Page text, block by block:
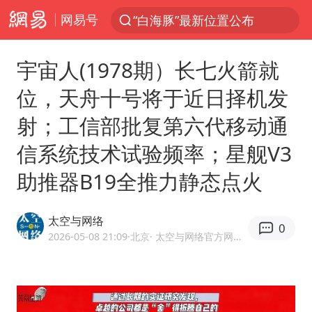
网易号
“白海豚”最新位置公布
光影经济撬动暑期消费新蓝海
以军士兵把枪口对准中国记者
谢霆锋演唱会隔空祝王菲生日快乐
方桃子代言广告视频已下架
WTT横滨冠军赛女单四强国乒占三席
生产也能“拼单”了
宇宙人(1978期）长七火箭就
位，天舟十号将于近日择机发
射；工信部批复第六代移动通
信系统技术试验频率；星舰V3
助推器B19全推力静态点火
太空与网络
2026-05-08 21:09·北京 · 太空与网络官方网易号
0